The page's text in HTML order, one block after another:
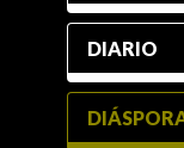
DIARIO